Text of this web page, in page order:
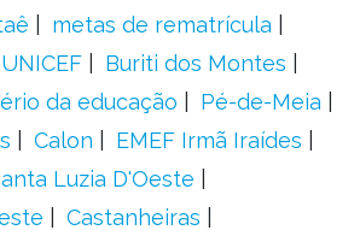
metas de rematrícula
Buriti dos Montes
da educação
Pé-de-Meia
Calon
EMEF Irmã Iraídes
Luzia D'Oeste
Castanheiras